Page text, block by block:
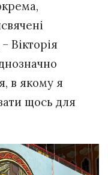
Вікторія
в якому я
щось для